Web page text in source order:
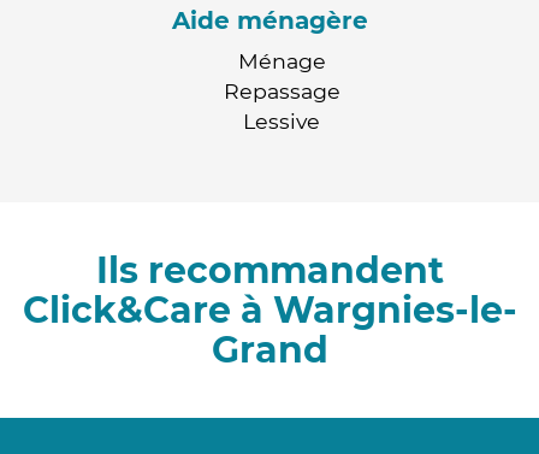
Aide ménagère
Ménage
Repassage
Lessive
Ils recommandent
Click&Care à Wargnies-le-
Grand